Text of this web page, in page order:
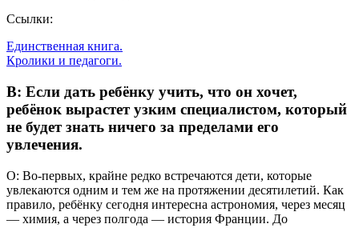
Ссылки:
Единственная книга.
Кролики и педагоги.
В: Если дать ребёнку учить, что он хочет,
ребёнок вырастет узким специалистом, который
не будет знать ничего за пределами его
увлечения.
О: Во-первых, крайне редко встречаются дети, которые
увлекаются одним и тем же на протяжении десятилетий. Как
правило, ребёнку сегодня интересна астрономия, через месяц
— химия, а через полгода — история Франции. До